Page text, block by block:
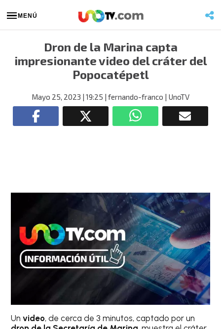
MENÚ
Dron de la Marina capta
impresionante video del cráter del
Popocatépetl
Mayo 25, 2023 | 19:25 | fernando-franco | UnoTV
Unvideo, de cerca de 3 minutos, captado por un